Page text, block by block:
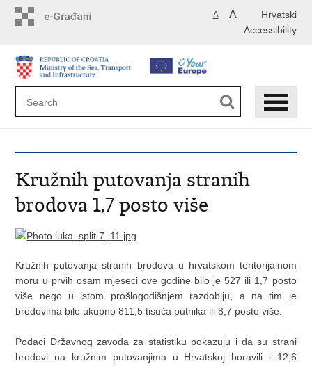
Hrvatski
A A
Accessibility
Kružnih putovanja stranih
brodova 1,7 posto više
Kružnih putovanja stranih brodova u hrvatskom teritorijalnom
moru u prvih osam mjeseci ove godine bilo je 527 ili 1,7 posto
više nego u istom prošlogodišnjem razdoblju, a na tim je
brodovima bilo ukupno 811,5 tisuća putnika ili 8,7 posto više.
Podaci Državnog zavoda za statistiku pokazuju i da su strani
brodovi na kružnim putovanjima u Hrvatskoj boravili i 12,6